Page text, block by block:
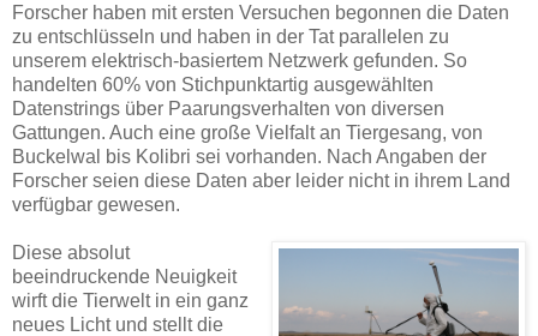
Forscher haben mit ersten Versuchen begonnen die Daten
zu entschlüsseln und haben in der Tat parallelen zu
unserem elektrisch-basiertem Netzwerk gefunden. So
handelten 60% von Stichpunktartig ausgewählten
Datenstrings über Paarungsverhalten von diversen
Gattungen. Auch eine große Vielfalt an Tiergesang, von
Buckelwal bis Kolibri sei vorhanden. Nach Angaben der
Forscher seien diese Daten aber leider nicht in ihrem Land
verfügbar gewesen.
Diese absolut
beeindruckende Neuigkeit
wirft die Tierwelt in ein ganz
neues Licht und stellt die